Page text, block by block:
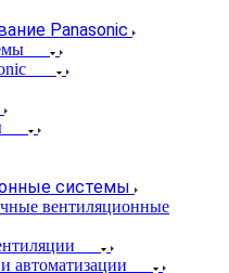
Panasonic
системы
вентиляционные
автоматизации